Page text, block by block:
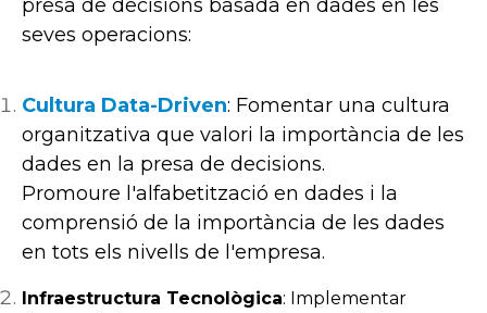
presa de decisions basada en dades en les
seves operacions:
Cultura Data-Driven: Fomentar una cultura
organitzativa que valori la importància de les
dades en la presa de decisions.
Promoure l'alfabetització en dades i la
comprensió de la importància de les dades
en tots els nivells de l'empresa.
Infraestructura Tecnològica: Implementar